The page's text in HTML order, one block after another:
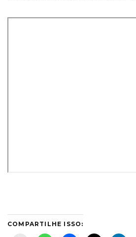
COMPARTILHE ISSO: